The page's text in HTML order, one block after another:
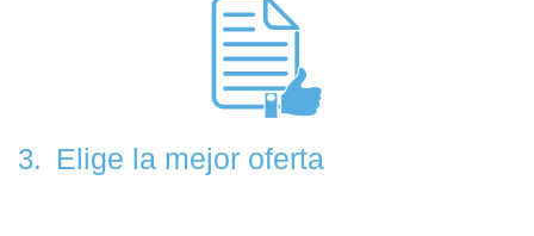
3. Elige la mejor oferta